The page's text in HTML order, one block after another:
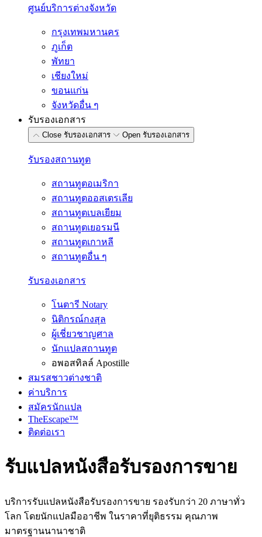
ศูนย์บริการต่างจังหวัด
กรุงเทพมหานคร
ภูเก็ต
พัทยา
เชียงใหม่
ขอนแก่น
จังหวัดอื่น ๆ
รับรองเอกสาร
Close รับรองเอกสาร Open รับรองเอกสาร
รับรองสถานทูต
สถานทูตอเมริกา
สถานทูตออสเตรเลีย
สถานทูตเบลเยียม
สถานทูตเยอรมนี
สถานทูตเกาหลี
สถานทูตอื่น ๆ
รับรองเอกสาร
โนตารี Notary
นิติกรณ์กงสุล
ผู้เชี่ยวชาญศาล
นักแปลสถานทูต
อพอสทิลล์ Apostille
สมรสชาวต่างชาติ
ค่าบริการ
สมัครนักแปล
TheEscape™
ติดต่อเรา
รับแปลหนังสือรับรองการขาย
บริการรับแปลหนังสือรับรองการขาย รองรับกว่า 20 ภาษาทั่ว
โลก โดยนักแปลมืออาชีพ ในราคาที่ยุติธรรม คุณภาพ
มาตรฐานนานาชาติ